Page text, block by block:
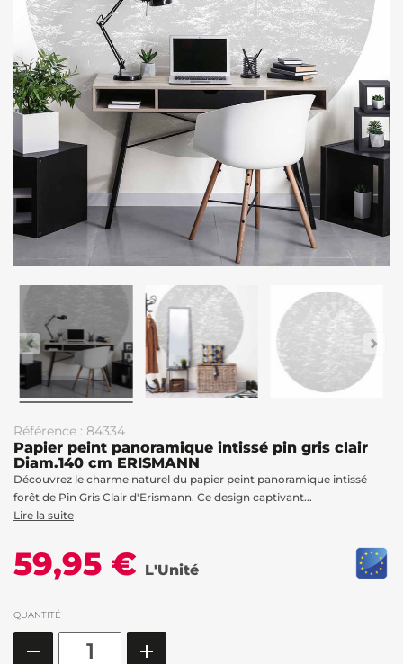
Référence : 84334
Papier peint panoramique intissé pin gris clair
Diam.140 cm ERISMANN
Découvrez le charme naturel du papier peint panoramique intissé
forêt de Pin Gris Clair d'Erismann. Ce design captivant...
Lire la suite
59,95 € L'Unité
QUANTITÉ